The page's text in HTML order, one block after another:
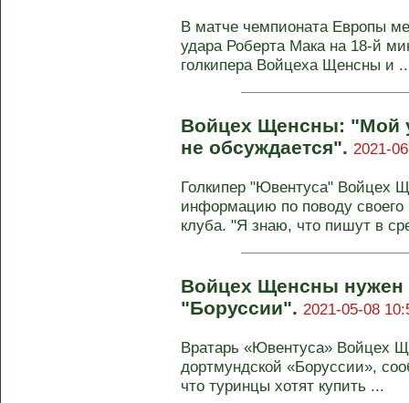
В матче чемпионата Европы
удара Роберта Мака на 18-й
голкипера Войцеха Щенсны и
Войцех Щенсны: "Мой
не обсуждается". 2021-
Голкипер "Ювентуса" Войцех
информацию по поводу своего
клуба. "Я знаю, что пишут в
Войцех Щенсны нужен
"Боруссии". 2021-05-08
Вратарь «Ювентуса» Войцех
дортмундской «Боруссии»,
что туринцы хотят купить ...